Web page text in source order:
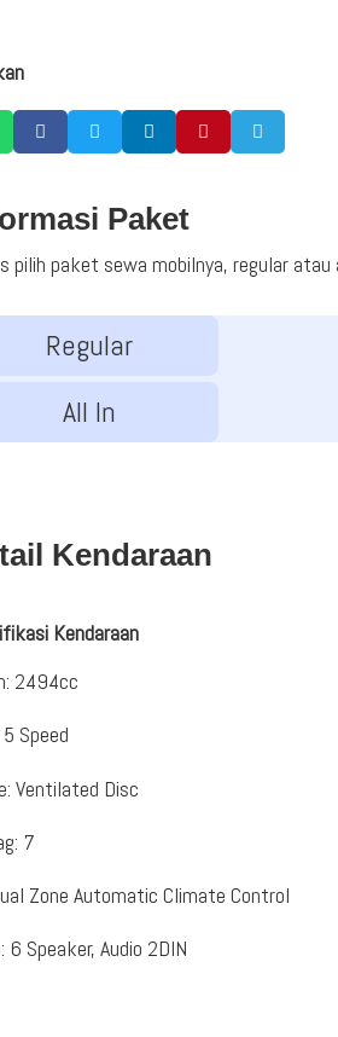
    
Paket
pilih paket sewa mobilnya, regular atau
Regular
All In
Kendaraan
Kendaraan
: 2494cc
5 Speed
:Ventilated Disc
: 7
Zone Automatic Climate Control
: 6 Speaker, Audio 2DIN